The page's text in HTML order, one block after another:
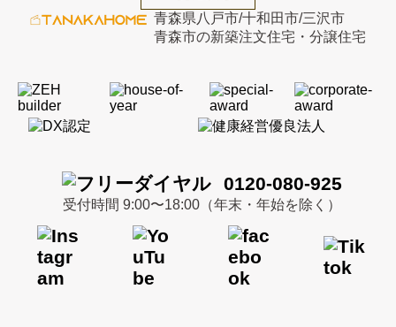
青森県八戸市/十和田市/三沢市
青森市の新築注文住宅・分譲住宅
0120-080-925
受付時間 9:00〜18:00（年末・年始を除く）